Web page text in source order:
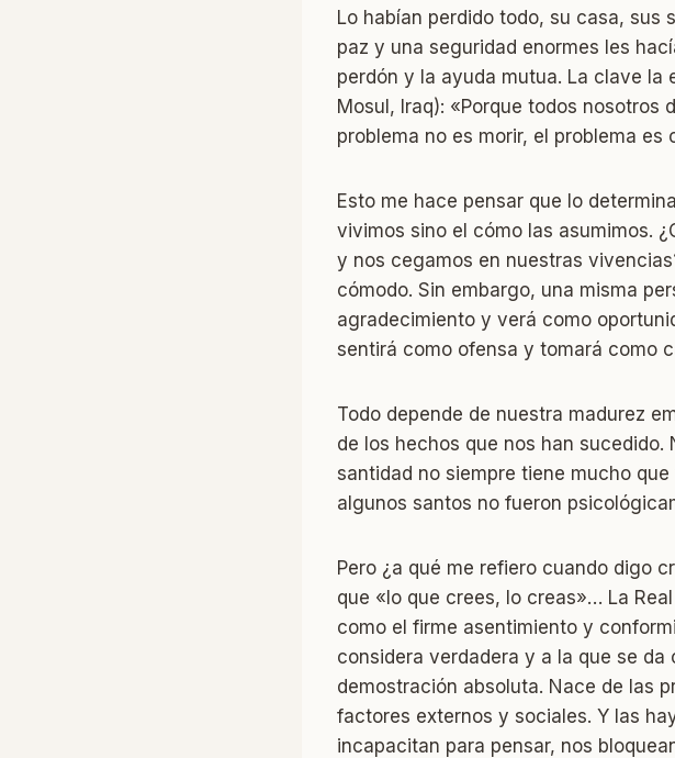
Lo habían perdido todo, su casa, sus
paz y una seguridad enormes les
perdón y la ayuda mutua. La clave la
Mosul, Iraq): «Porque todos nosotros
problema no es morir, el problema es
Esto me hace pensar que lo
vivimos sino el cómo las asumimos.
y nos cegamos en nuestras
cómodo. Sin embargo, una misma
agradecimiento y verá como
sentirá como ofensa y tomará como
Todo depende de nuestra madurez
de los hechos que nos han
santidad no siempre tiene mucho
algunos santos no fueron
Pero ¿a qué me refiero cuando digo
que «lo que crees, lo creas»… La
como el firme asentimiento y
considera verdadera y a la que se
demostración absoluta. Nace de las
factores externos y sociales. Y las
incapacitan para pensar, nos